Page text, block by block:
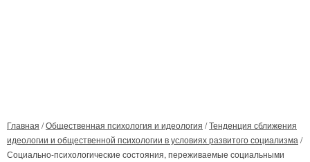
Главная /Общественная психология и идеология /Тенденция сближения
идеологии и общественной психологии в условиях развитого социализма /
Социально-психологические состояния, переживаемые социальными